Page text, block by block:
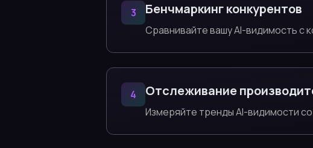
3 Бенчмаркинг конкурентов
Сравнивайте вашу AI-видимость с
4 Отслеживание
Измеряйте тренды AI-видимости